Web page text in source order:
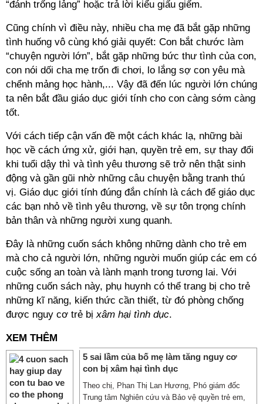
“đánh trống lảng” hoặc trả lời kiểu giấu giếm.
Cũng chính vì điều này, nhiều cha mẹ đã bắt gặp những
tình huống vô cùng khó giải quyết: Con bắt chước làm
“chuyện người lớn”, bắt gặp những bức thư tình của con,
con nói dối cha mẹ trốn đi chơi, lo lắng sợ con yêu mà
chểnh mảng học hành,... Vậy đã đến lúc người lớn chúng
ta nên bắt đầu giáo dục giới tính cho con càng sớm càng
tốt.
Với cách tiếp cận vấn đề một cách khác lạ, những bài
học về cách ứng xử, giới hạn, quyền trẻ em, sự thay đổi
khi tuổi dậy thì và tình yêu thương sẽ trở nên thật sinh
động và gần gũi nhờ những câu chuyện bằng tranh thú
vị. Giáo dục giới tính đúng đắn chính là cách để giáo dục
các bạn nhỏ về tình yêu thương, về sự tôn trọng chính
bản thân và những người xung quanh.
Đây là những cuốn sách không những dành cho trẻ em
mà cho cả người lớn, những người muốn giúp các em có
cuộc sống an toàn và lành mạnh trong tương lai. Với
những cuốn sách này, phụ huynh có thể trang bị cho trẻ
những kĩ năng, kiến thức cần thiết, từ đó phòng chống
được nguy cơ trẻ bịxâm hại tình dục.
XEM THÊM
5 sai lầm của bố mẹ làm tăng nguy cơ
con bị xâm hại tình dục
Theo chị, Phan Thị Lan Hương, Phó giám đốc
Trung tâm Nghiên cứu và Bảo vệ quyền trẻ em,